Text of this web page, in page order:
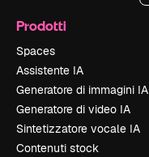
Prodotti
Spaces
Assistente IA
Generatore di immagini IA
Generatore di video IA
Sintetizzatore vocale IA
Contenuti stock